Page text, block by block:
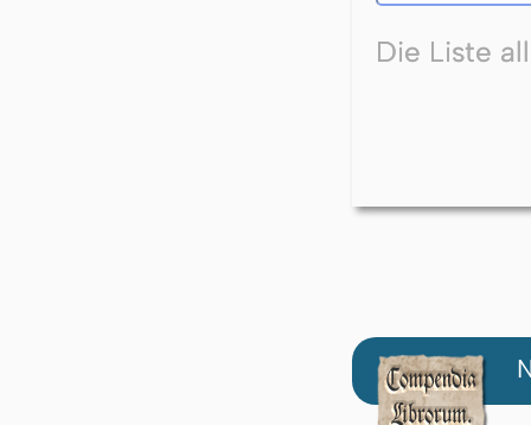
Die Liste